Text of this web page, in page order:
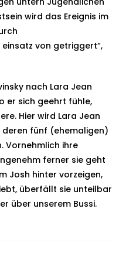
wird das Ereignis im
von getriggert“,
nach Lara Jean
er sich geehrt fühle,
Hier wird Lara Jean
fünf (ehemaligen)
Vornehmlich ihre
ferner sie geht
Josh hinter vorzeigen,
überfällt sie unteilbar
über unserem Bussi.